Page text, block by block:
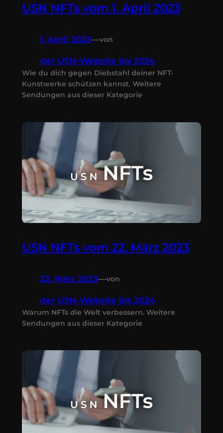
USN NFTs vom 1. April 2023
1. April 2023—von
der USN-Website bis 2024
Wie du dich gegen Diebstahl deiner NFT-
Kunstwerke schützen kannst. Weitere
Sendungen aus dieser Kategorie
USN NFTs vom 22. März 2023
22. März 2023—von
der USN-Website bis 2024
Warum NFTs die Welt verbessern. Weitere
Sendungen aus dieser Kategorie